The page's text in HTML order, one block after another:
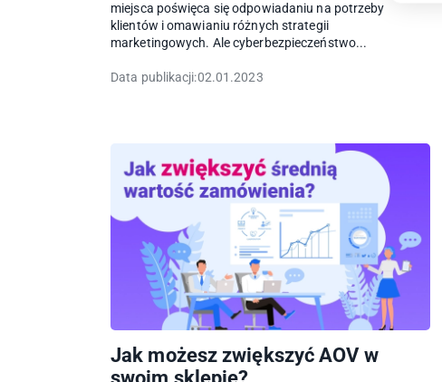
miejsca poświęca się odpowiadaniu na potrzeby
klientów i omawianiu różnych strategii
marketingowych. Ale cyberbezpieczeństwo...
Data publikacji:02.01.2023
Jak możesz zwiększyć AOV w